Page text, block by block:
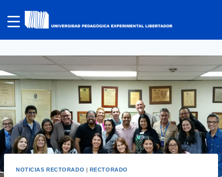
NOTICIAS RECTORADO | RECTORADO